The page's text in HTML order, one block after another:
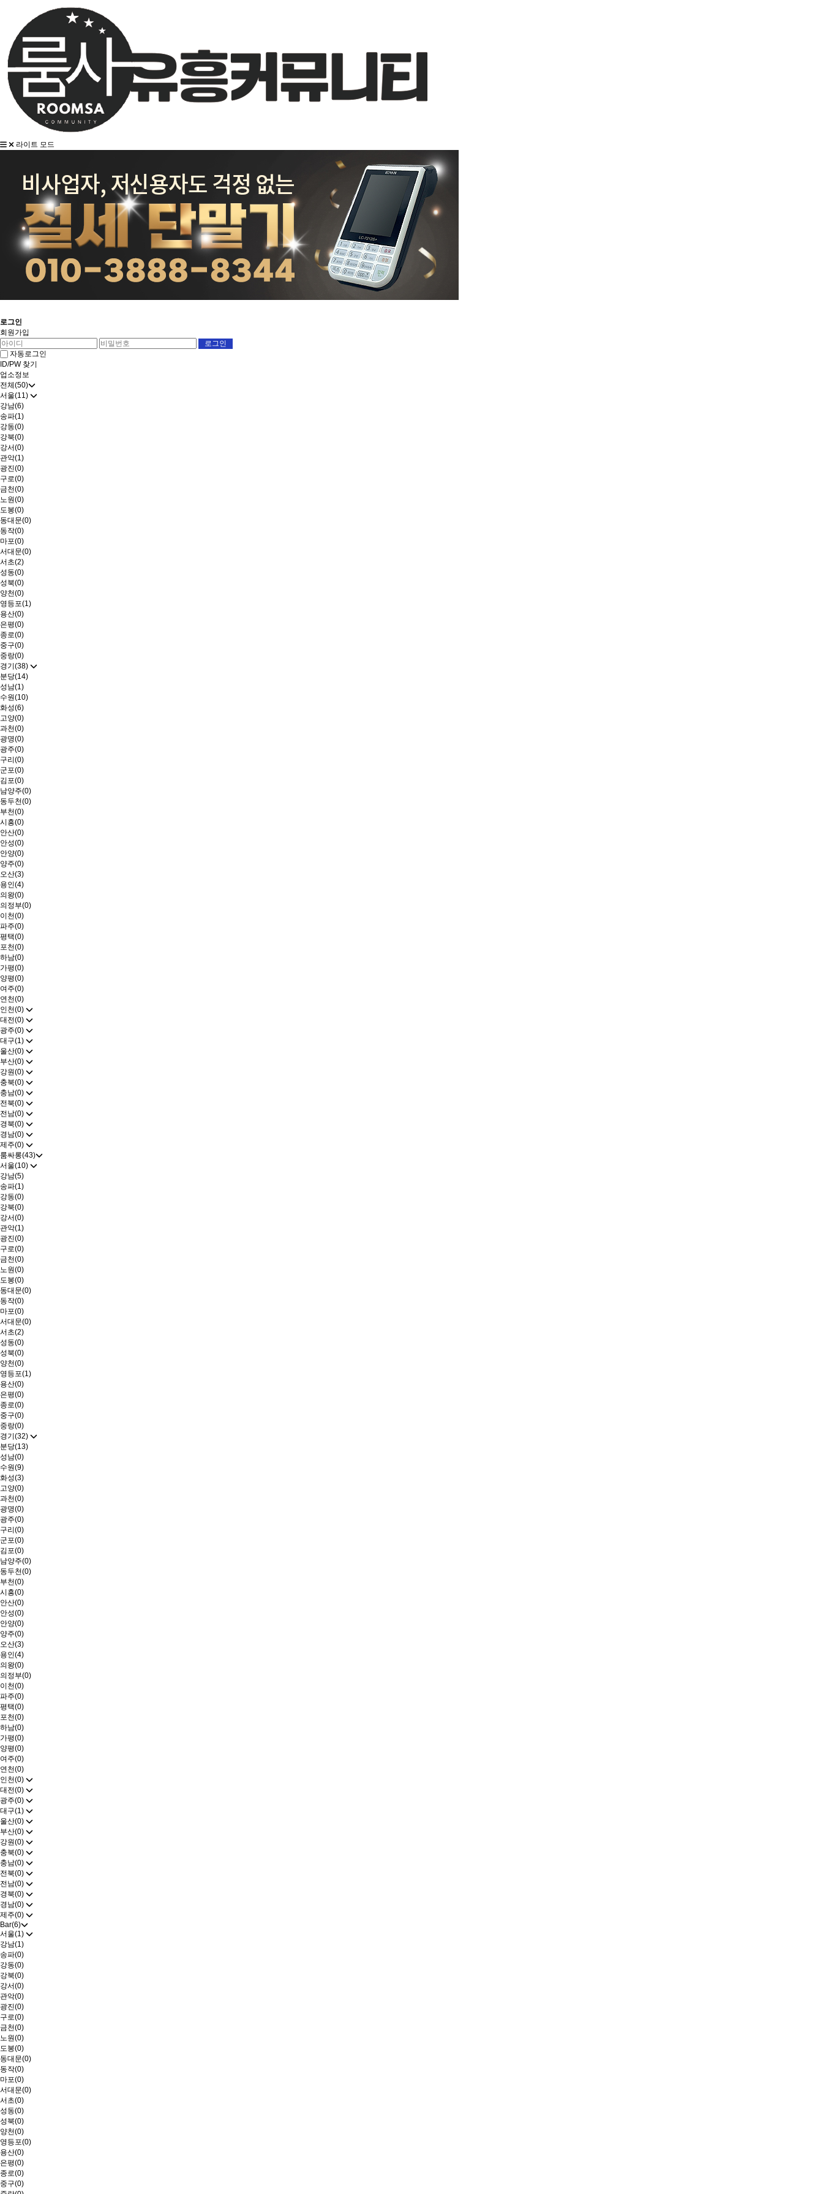
라이트 모드
로그인
회원가입
자동로그인
ID/PW 찾기
업소정보
전체(50)
서울(11)
강남(6)
송파(1)
강동(0)
강북(0)
강서(0)
관악(1)
광진(0)
구로(0)
금천(0)
노원(0)
도봉(0)
동대문(0)
동작(0)
마포(0)
서대문(0)
서초(2)
성동(0)
성북(0)
양천(0)
영등포(1)
용산(0)
은평(0)
종로(0)
중구(0)
중랑(0)
경기(38)
분당(14)
성남(1)
수원(10)
화성(6)
고양(0)
과천(0)
광명(0)
광주(0)
구리(0)
군포(0)
김포(0)
남양주(0)
동두천(0)
부천(0)
시흥(0)
안산(0)
안성(0)
안양(0)
양주(0)
오산(3)
용인(4)
의왕(0)
의정부(0)
이천(0)
파주(0)
평택(0)
포천(0)
하남(0)
가평(0)
양평(0)
여주(0)
연천(0)
인천(0)
대전(0)
광주(0)
대구(1)
울산(0)
부산(0)
강원(0)
충북(0)
충남(0)
전북(0)
전남(0)
경북(0)
경남(0)
제주(0)
룸싸롱(43)
서울(10)
강남(5)
송파(1)
강동(0)
강북(0)
강서(0)
관악(1)
광진(0)
구로(0)
금천(0)
노원(0)
도봉(0)
동대문(0)
동작(0)
마포(0)
서대문(0)
서초(2)
성동(0)
성북(0)
양천(0)
영등포(1)
용산(0)
은평(0)
종로(0)
중구(0)
중랑(0)
경기(32)
분당(13)
성남(0)
수원(9)
화성(3)
고양(0)
과천(0)
광명(0)
광주(0)
구리(0)
군포(0)
김포(0)
남양주(0)
동두천(0)
부천(0)
시흥(0)
안산(0)
안성(0)
안양(0)
양주(0)
오산(3)
용인(4)
의왕(0)
의정부(0)
이천(0)
파주(0)
평택(0)
포천(0)
하남(0)
가평(0)
양평(0)
여주(0)
연천(0)
인천(0)
대전(0)
광주(0)
대구(1)
울산(0)
부산(0)
강원(0)
충북(0)
충남(0)
전북(0)
전남(0)
경북(0)
경남(0)
제주(0)
Bar(6)
서울(1)
강남(1)
송파(0)
강동(0)
강북(0)
강서(0)
관악(0)
광진(0)
구로(0)
금천(0)
노원(0)
도봉(0)
동대문(0)
동작(0)
마포(0)
서대문(0)
서초(0)
성동(0)
성북(0)
양천(0)
영등포(0)
용산(0)
은평(0)
종로(0)
중구(0)